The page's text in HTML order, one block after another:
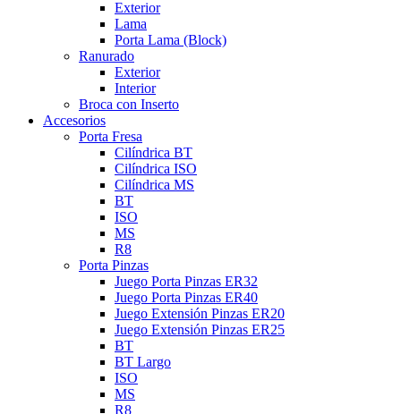
Exterior
Lama
Porta Lama (Block)
Ranurado
Exterior
Interior
Broca con Inserto
Accesorios
Porta Fresa
Cilíndrica BT
Cilíndrica ISO
Cilíndrica MS
BT
ISO
MS
R8
Porta Pinzas
Juego Porta Pinzas ER32
Juego Porta Pinzas ER40
Juego Extensión Pinzas ER20
Juego Extensión Pinzas ER25
BT
BT Largo
ISO
MS
R8